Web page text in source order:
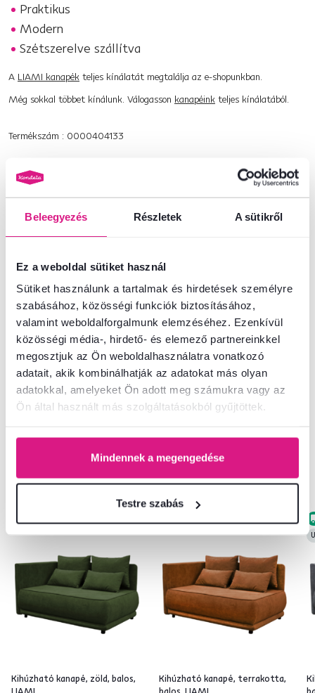
Beleegyezés Részletek A sütikről
Ez a weboldal sütiket használ
Sütiket használunk a tartalmak és hirdetések személyre
szabásához, közösségi funkciók biztosításához,
valamint weboldalforgalmunk elemzéséhez. Ezenkívül
közösségi média-, hirdető- és elemező partnereinkkel
megosztjuk az Ön weboldalhasználatra vonatkozó
adatait, akik kombinálhatják az adatokat más olyan
adatokkal, amelyeket Ön adott meg számukra vagy az
Ön által használt más szolgáltatásokból gyűjtöttek.
Mindennek a megengedése
Testre szabás
Praktikus
Modern
Szétszerelve szállítva
A LIAMI kanapék teljes kínálatát megtalálja az e-shopunkban.
Még sokkal többet kínálunk. Válogasson kanapéink teljes kínálatából.
Termékszám : 0000404133
Alapparaméterek
Méretek és specifikációk
Nem találta meg a szükséges információkat?
Vegye fel velünk a kapcsolatot, és örömmel adunk tanácsot
+36 20 512 1458 Beszélgetés indítása
Hasonló termékek
Kihúzható kanapé, zöld, balos,
Kihúzható kanapé, terrakotta,